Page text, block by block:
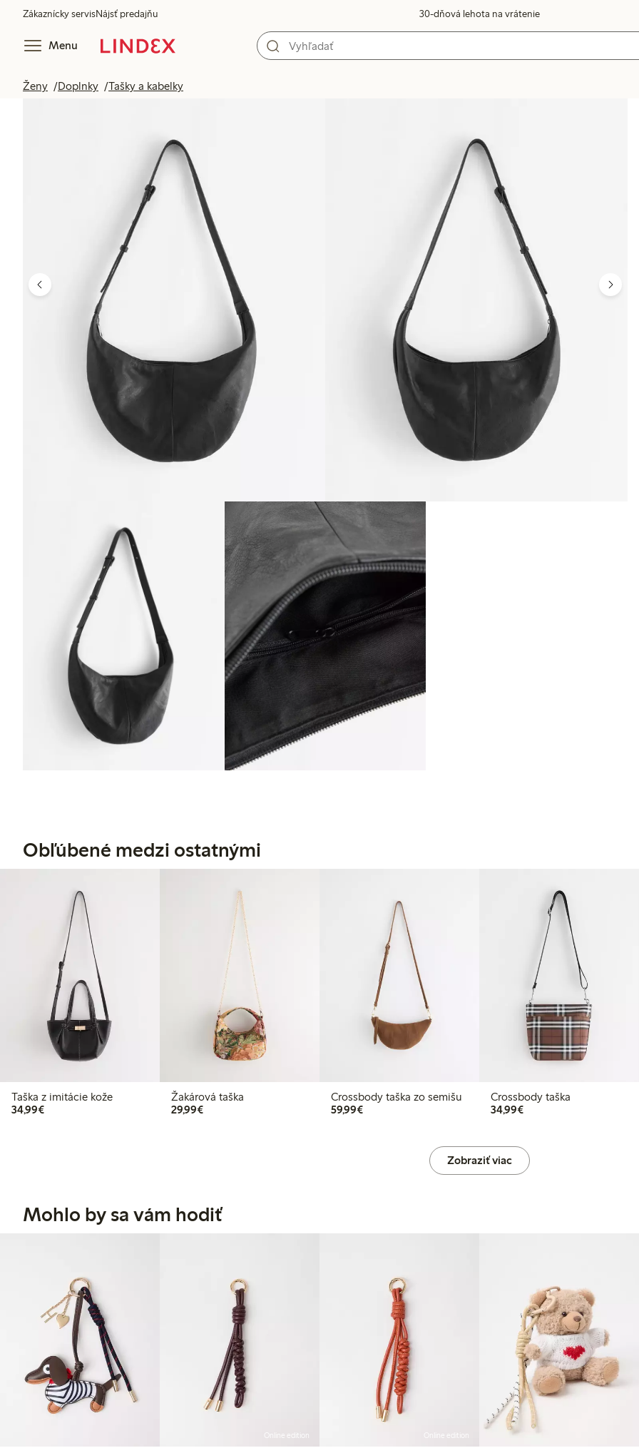
Zákaznícky servisNájsť predajňu 30-dňová lehota na vrátenie
Menu
Ženy Doplnky Tašky a kabelky
Obľúbené medzi ostatnými
Taška z imitácie kože
34,99€34,99 €
Žakárová taška
29,99€29,99 €
Crossbody taška zo semišu
59,99€59,99 €
Crossbody taška
34,99€34,99 €
Zobraziť viac
Mohlo by sa vám hodiť
Online edition Online edition